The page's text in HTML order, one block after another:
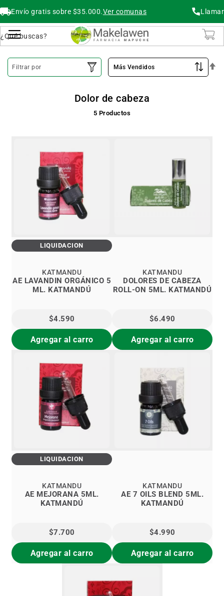
Envío gratis sobre $35.000.Ver comunas Llamar
Dolor de cabeza
5 Productos
LIQUIDACIÓN
AE LAVANDIN ORGÁNICO 5
ML. KATMANDÚ
KATMANDU
$4.590
Agregar al carro
DOLORES DE CABEZA
ROLL-ON 5ML. KATMANDÚ
KATMANDU
$6.490
Agregar al carro
LIQUIDACIÓN
AE MEJORANA 5ML.
KATMANDÚ
KATMANDU
$7.700
Agregar al carro
AE 7 OILS BLEND 5ML.
KATMANDÚ
KATMANDU
$4.990
Agregar al carro
Filtrar por